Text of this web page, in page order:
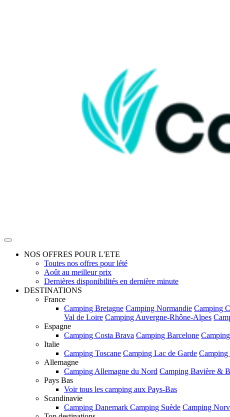
NOS OFFRES POUR L'ETE
Toutes nos offres pour lété
Août au meilleur prix
Dernières disponibilités en dernière minute
DESTINATIONS
France
Camping Bretagne Camping Normandie Camping
Val de Loire Camping Auvergne-Rhône-Alpes
Espagne
Camping Costa Brava Camping Barcelone
Italie
Camping Toscane Camping Lac de Garde
Allemagne
Camping Allemagne du Nord Camping Bavière &
Pays Bas
Voir tous les camping aux Pays-Bas
Scandinavie
Camping Danemark Camping Suède Camping